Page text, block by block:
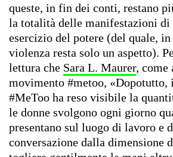
queste, in fin dei conti, restano
la totalità delle manifestazioni di
esercizio del potere (del quale,
violenza resta solo un aspetto).
lettura che Sara L. Maurer, come
movimento #metoo,
#MeToo ha reso visibile la
le donne svolgono ogni giorno
presentano sul luogo di lavoro e
conversazione dalla dimensione